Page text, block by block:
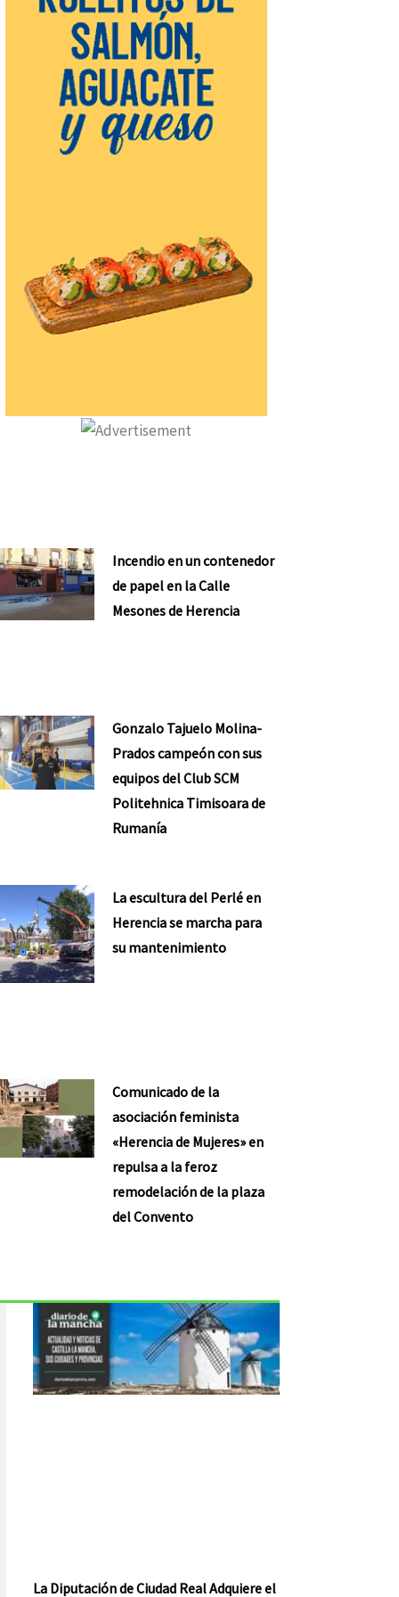
Incendio en un contenedor
de papel en la Calle
Mesones de Herencia
Gonzalo Tajuelo Molina-
Prados campeón con sus
equipos del Club SCM
Politehnica Timisoara de
Rumanía
La escultura del Perlé en
Herencia se marcha para
su mantenimiento
Comunicado de la
asociación feminista
«Herencia de Mujeres» en
repulsa a la feroz
remodelación de la plaza
del Convento
La Diputación de Ciudad Real Adquiere el